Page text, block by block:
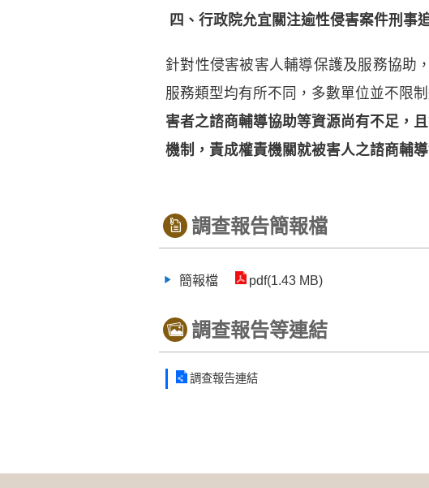
四、行政院允宜關注逾性侵害案件刑事
針對性侵害被害人輔導保護及服務協助
服務類型均有所不同，多數單位並不限
害者之諮商輔導協助等資源尚有不足，
機制，責成權責機關就被害人之諮商輔
調查報告簡報檔
簡報檔 pdf(1.43 MB)
調查報告等連結
調查報告連結